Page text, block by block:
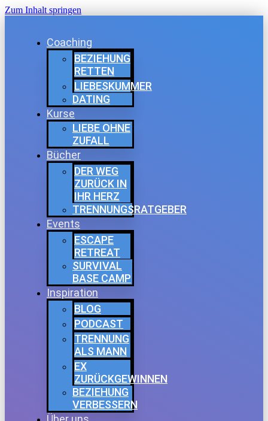
Zum Inhalt springen
Coaching
BEZIEHUNG
RETTEN
LIEBESKUMMER
DATING
Kurse
LIEBE OHNE
ZUFALL
Bücher
DER WEG
ZURÜCK IN
IHR HERZ
TRENNUNGSRATGEBER
Events
ESCAPE
RETREAT
SURVIVAL
BASE CAMP
Inspiration
BLOG
PODCAST
TRENNUNG
ALS MANN
EX
ZURÜCKGEWINNEN
BEZIEHUNG
VERBESSERN